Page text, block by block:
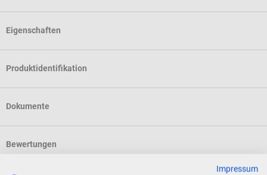
Eigenschaften
Produktidentifikation
Dokumente
Bewertungen
Impressum